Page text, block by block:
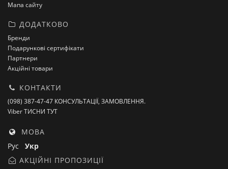
Мапа сайту
ДОДАТКОВО
Бренди
Подарункові сертифікати
Партнери
Акційні товари
КОНТАКТИ
(098) 387-47-47 КОНСУЛЬТАЦІЇ, ЗАМОВЛЕННЯ.
Viber ТИСНИ ТУТ
МОВА
Рус Укр
АКЦІЙНІ ПРОПОЗИЦІЇ